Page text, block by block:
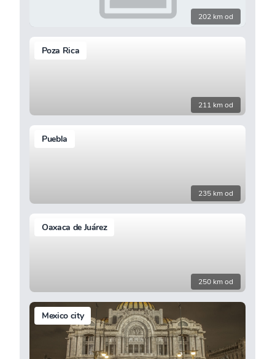
202 km od
Poza Rica
211 km od
Puebla
235 km od
Oaxaca de Juárez
250 km od
Mexico city